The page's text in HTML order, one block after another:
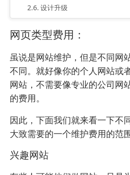
设计升级
技术支持
营销推广
小型网站的维护费用
网页类型费用：
虽说是网站维护，但是不同网
不同。就好像你的个人网站或
网站，不需要像专业的公司网
的费用。
因此，下面我们就来看一下不
大致需要的一个维护费用的范围
兴趣网站